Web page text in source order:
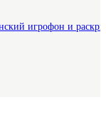
игрофон и